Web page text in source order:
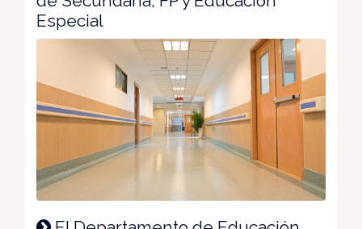
Especial